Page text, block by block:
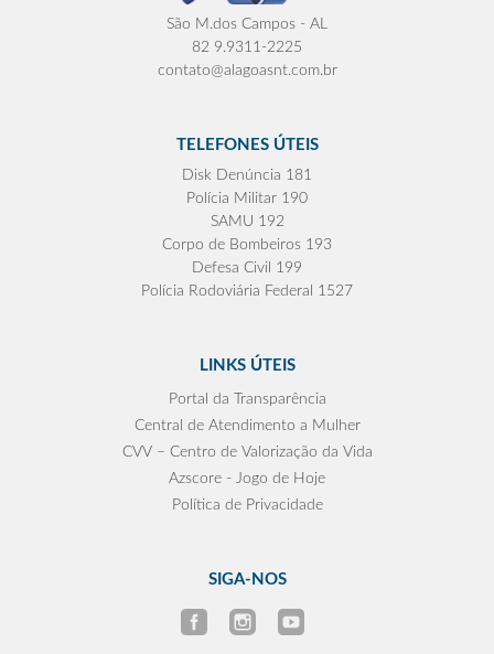
São M.dos Campos - AL
82 9.9311-2225
contato@alagoasnt.com.br
TELEFONES ÚTEIS
Disk Denúncia 181
Polícia Militar 190
SAMU 192
Corpo de Bombeiros 193
Defesa Civil 199
Polícia Rodoviária Federal 1527
LINKS ÚTEIS
Portal da Transparência
Central de Atendimento a Mulher
CVV – Centro de Valorização da Vida
Azscore - Jogo de Hoje
Política de Privacidade
SIGA-NOS